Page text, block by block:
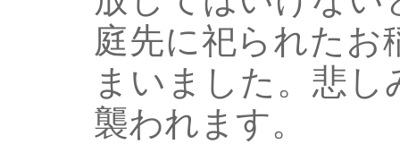
庭先に祀られたお
まいました。悲
襲われます。